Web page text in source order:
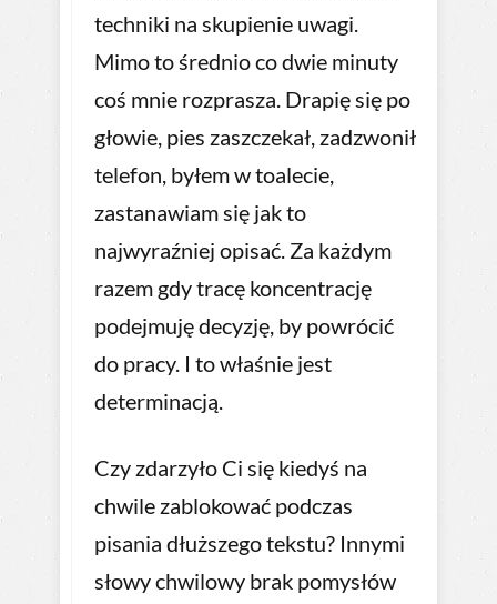
techniki na skupienie uwagi.
Mimo to średnio co dwie minuty
coś mnie rozprasza. Drapię się po
głowie, pies zaszczekał, zadzwonił
telefon, byłem w toalecie,
zastanawiam się jak to
najwyraźniej opisać. Za każdym
razem gdy tracę koncentrację
podejmuję decyzję, by powrócić
do pracy. I to właśnie jest
determinacją.
Czy zdarzyło Ci się kiedyś na
chwile zablokować podczas
pisania dłuższego tekstu? Innymi
słowy chwilowy brak pomysłów